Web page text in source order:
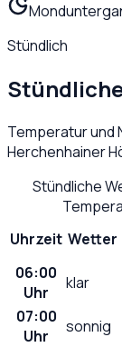
Stündlich
Temperatur und
Herchenhainer
Stündliche
Uhrzeit Wetter
06:00
Uhr
klar
07:00
Uhr
sonnig